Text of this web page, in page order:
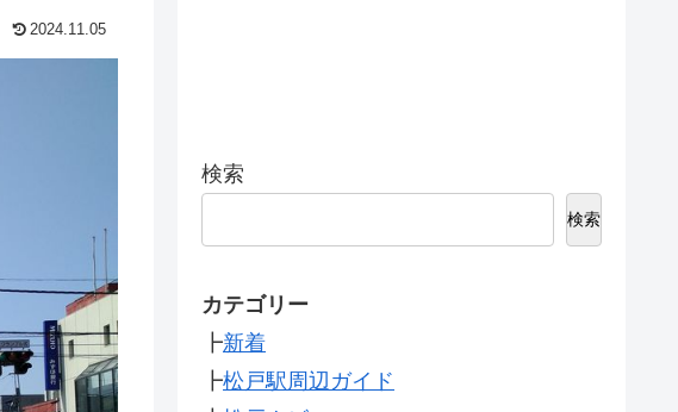
2024.11.05
検索
検索
カテゴリー
┣新着
┣松戸駅周辺ガイド